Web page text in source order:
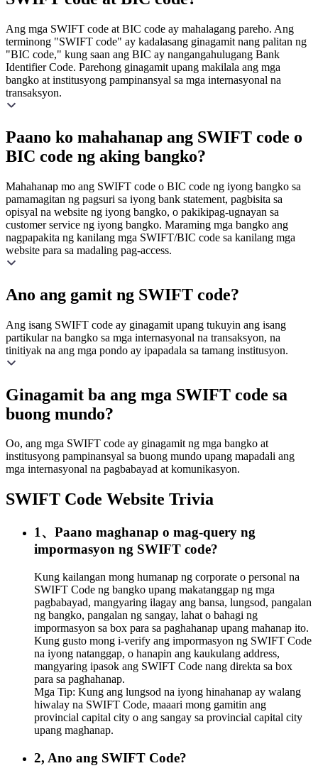
Ang mga SWIFT code at BIC code ay mahalagang pareho. Ang
terminong "SWIFT code" ay kadalasang ginagamit nang palitan ng
"BIC code," kung saan ang BIC ay nangangahulugang Bank
Identifier Code. Parehong ginagamit upang makilala ang mga
bangko at institusyong pampinansyal sa mga internasyonal na
transaksyon.
Paano ko mahahanap ang SWIFT code o
BIC code ng aking bangko?
Mahahanap mo ang SWIFT code o BIC code ng iyong bangko sa
pamamagitan ng pagsuri sa iyong bank statement, pagbisita sa
opisyal na website ng iyong bangko, o pakikipag-ugnayan sa
customer service ng iyong bangko. Maraming mga bangko ang
nagpapakita ng kanilang mga SWIFT/BIC code sa kanilang mga
website para sa madaling pag-access.
Ano ang gamit ng SWIFT code?
Ang isang SWIFT code ay ginagamit upang tukuyin ang isang
partikular na bangko sa mga internasyonal na transaksyon, na
tinitiyak na ang mga pondo ay ipapadala sa tamang institusyon.
Ginagamit ba ang mga SWIFT code sa
buong mundo?
Oo, ang mga SWIFT code ay ginagamit ng mga bangko at
institusyong pampinansyal sa buong mundo upang mapadali ang
mga internasyonal na pagbabayad at komunikasyon.
SWIFT Code Website Trivia
1、Paano maghanap o mag-query ng
impormasyon ng SWIFT code?
Kung kailangan mong humanap ng corporate o personal na
SWIFT Code ng bangko upang makatanggap ng mga
pagbabayad, mangyaring ilagay ang bansa, lungsod, pangalan
ng bangko, pangalan ng sangay, lahat o bahagi ng
impormasyon sa box para sa paghahanap upang mahanap ito.
Kung gusto mong i-verify ang impormasyon ng SWIFT Code
na iyong natanggap, o hanapin ang kaukulang address,
mangyaring ipasok ang SWIFT Code nang direkta sa box
para sa paghahanap.
Mga Tip: Kung ang lungsod na iyong hinahanap ay walang
hiwalay na SWIFT Code, maaari mong gamitin ang
provincial capital city o ang sangay sa provincial capital city
upang maghanap.
2, Ano ang SWIFT Code?